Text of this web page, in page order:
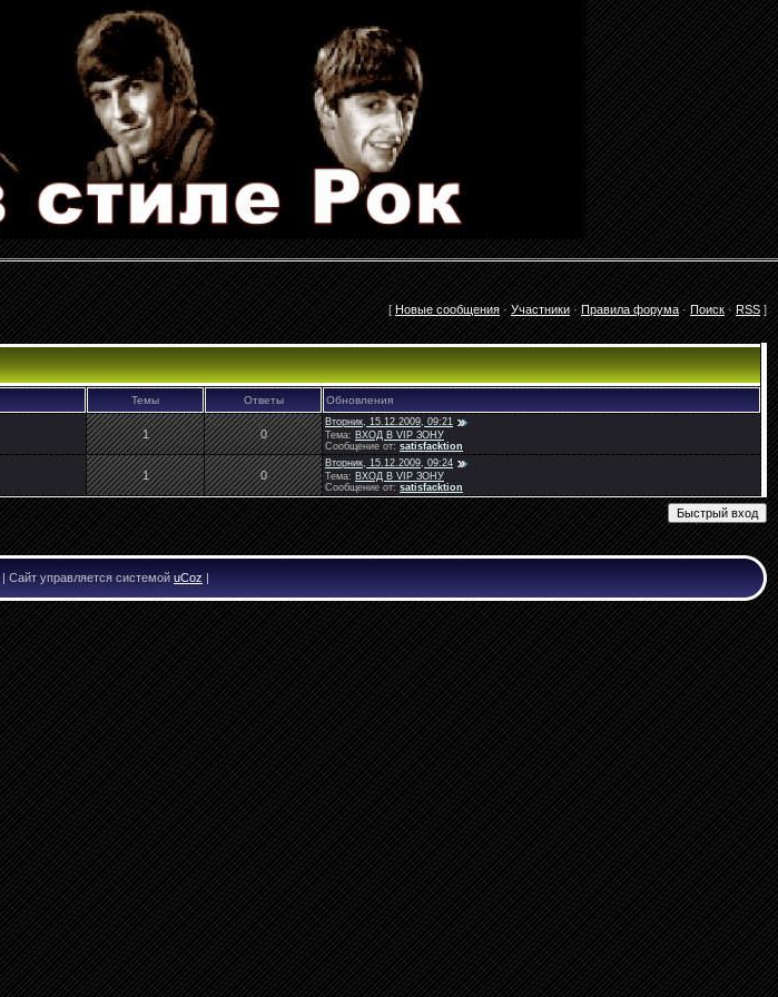
[Новые сообщения·Участники·Правила форума·Поиск·RSS]
Темы Ответы Обновления
1 0
Вторник, 15.12.2009, 09:21
Тема: ВХОД В VIP ЗОНУ
Сообщение от: satisfacktion
1 0
Вторник, 15.12.2009, 09:24
Тема: ВХОД В VIP ЗОНУ
Сообщение от: satisfacktion
| Сайт управляется системой uCoz |